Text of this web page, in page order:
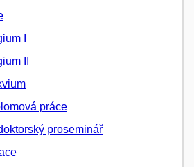
I
II
práce
proseminář